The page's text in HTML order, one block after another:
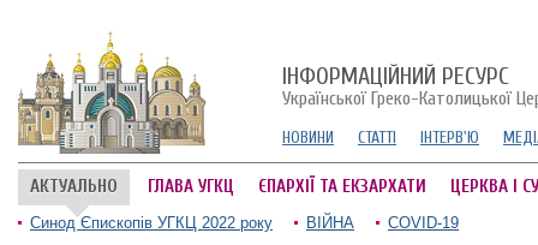
ІНФОРМАЦІЙНИЙ РЕСУРС
Української Греко-Католицької
НОВИНИ СТАТТІ ІНТЕРВ'Ю
АКТУАЛЬНО ГЛАВА УГКЦ ЄПАРХІЇ ТА ЕКЗАРХАТИ ЦЕРКВА І
Синод Єпископів УГКЦ 2022 року ВІЙНА COVID-19